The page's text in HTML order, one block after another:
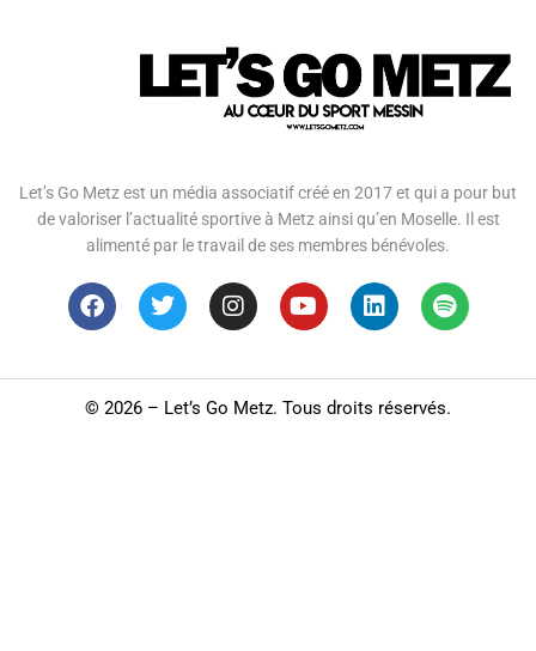
Let’s Go Metz est un média associatif créé en 2017 et qui a pour but
de valoriser l’actualité sportive à Metz ainsi qu’en Moselle. Il est
alimenté par le travail de ses membres bénévoles.
© 2026 – Let’s Go Metz. Tous droits réservés.